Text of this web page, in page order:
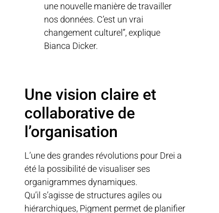
une nouvelle manière de travailler
nos données. C’est un vrai
changement culturel”, explique
Bianca Dicker.
Une vision claire et
collaborative de
l’organisation
L’une des grandes révolutions pour Drei a
été la possibilité de visualiser ses
organigrammes dynamiques.
Qu’il s’agisse de structures agiles ou
hiérarchiques, Pigment permet de planifier